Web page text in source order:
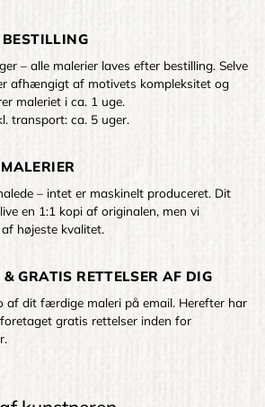
– alle malerier laves efter bestilling. Selve
afhængigt af motivets kompleksitet og
maleriet i ca. 1 uge.
transport: ca. 5 uger.
– intet er maskinelt produceret. Dit
en 1:1 kopi af originalen, men vi
højeste kvalitet.
& GRATIS RETTELSER AF DIG
af dit færdige maleri på email. Herefter har
gratis rettelser inden for